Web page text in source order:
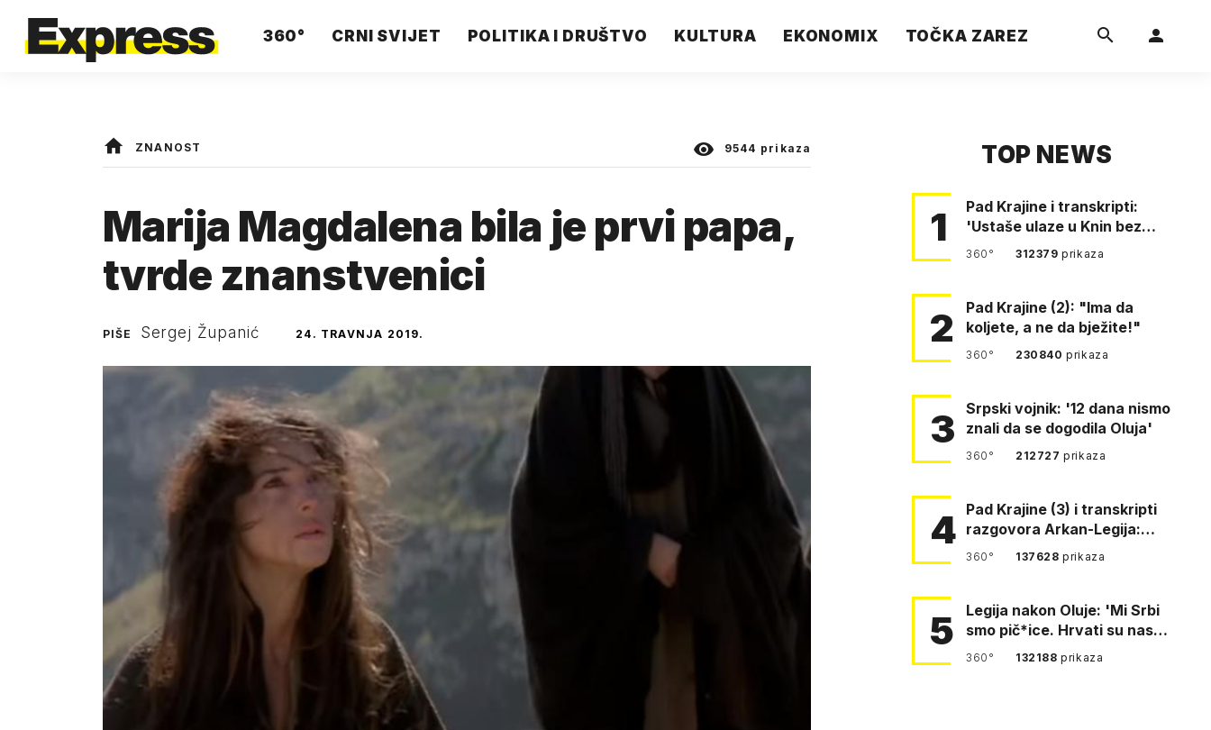
360° CRNI SVIJET POLITIKA I DRUŠTVO KULTURA EKONOMIX TOČKA ZAREZ
ZNANOST 9544 prikaza
Marija Magdalena bila je prvi papa,
tvrde znanstvenici
PIŠE Sergej Županić 24. TRAVNJA 2019.
TOP NEWS
1
Pad Krajine i transkripti:
'Ustaše ulaze u Knin bez
borbe. Mile, ovo je bežanij…
360° 312379prikaza
2
Pad Krajine (2): "Ima da
koljete, a ne da bježite!"
360° 230840prikaza
3
Srpski vojnik: '12 dana nismo
znali da se dogodila Oluja'
360° 212727prikaza
4 Pad Krajine (3) i transkripti
razgovora Arkan-Legija:
'Čujem, prelazite ustašam…
360° 137628prikaza
5
Legija nakon Oluje: 'Mi Srbi
smo pič*ice. Hrvati su nas
pomeli!'
360° 132188prikaza